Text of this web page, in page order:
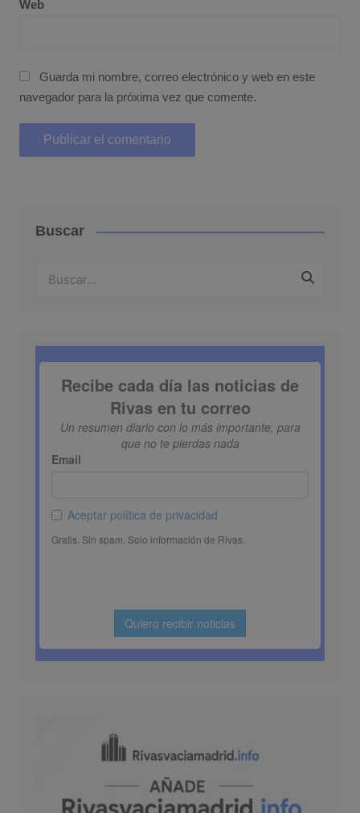
Web
Guarda mi nombre, correo electrónico y web en este
navegador para la próxima vez que comente.
Buscar